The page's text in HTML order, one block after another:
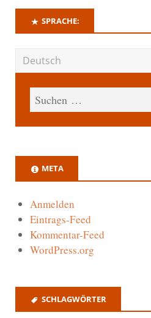
SPRACHE:
META
Anmelden
Eintrags-Feed
Kommentar-Feed
WordPress.org
SCHLAGWÖRTER